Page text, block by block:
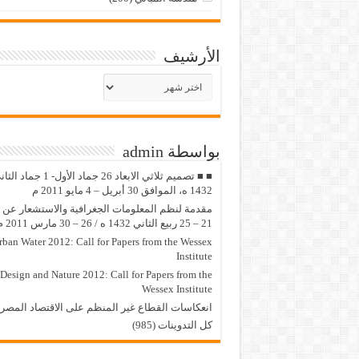
الأرشيف
بواسطة admin
■ ■ تصميم ثلاثي الابعاد 26 جماد الأول- 1
1432 ه، الموافق 30 أبريل – 4 مايو 2011 م
مقدمة لنظم المعلومات الجغرافية والاستشعار عن
21 – 25 ربيع الثاني 1432 ه / 26 – 30 مارس 2011 م
Water 2012: Call for Papers from the Wessex
Institute
Design and Nature 2012: Call for Papers from the
Wessex Institute‏
انعكاسات القطاع غير المنظم على الاقتصاد
كل التدوينات (985)